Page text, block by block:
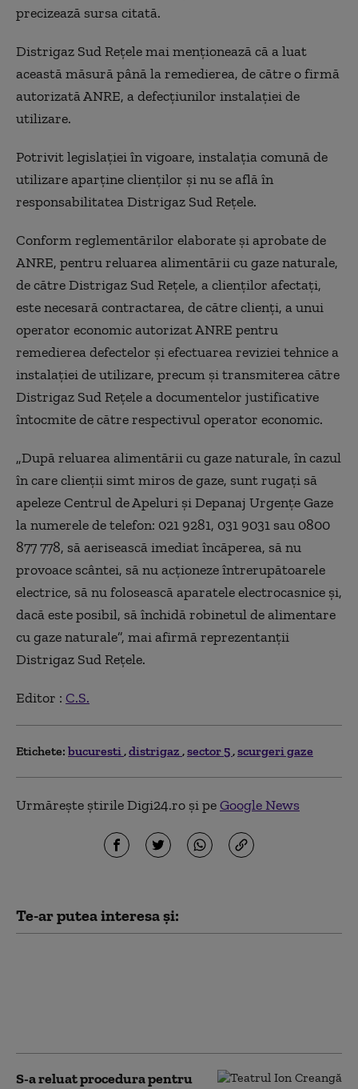
precizează sursa citată.
Distrigaz Sud Reţele mai menționează că a luat
această măsură până la remedierea, de către o firmă
autorizată ANRE, a defecţiunilor instalaţiei de
utilizare.
Potrivit legislaţiei în vigoare, instalaţia comună de
utilizare aparţine clienţilor şi nu se află în
responsabilitatea Distrigaz Sud Reţele.
Conform reglementărilor elaborate şi aprobate de
ANRE, pentru reluarea alimentării cu gaze naturale,
de către Distrigaz Sud Reţele, a clienţilor afectaţi,
este necesară contractarea, de către clienţi, a unui
operator economic autorizat ANRE pentru
remedierea defectelor şi efectuarea reviziei tehnice a
instalaţiei de utilizare, precum şi transmiterea către
Distrigaz Sud Reţele a documentelor justificative
întocmite de către respectivul operator economic.
„După reluarea alimentării cu gaze naturale, în cazul
în care clienţii simt miros de gaze, sunt rugaţi să
apeleze Centrul de Apeluri şi Depanaj Urgenţe Gaze
la numerele de telefon: 021 9281, 031 9031 sau 0800
877 778, să aerisească imediat încăperea, să nu
provoace scântei, să nu acţioneze întrerupătoarele
electrice, să nu folosească aparatele electrocasnice şi,
dacă este posibil, să închidă robinetul de alimentare
cu gaze naturale”, mai afirmă reprezentanţii
Distrigaz Sud Reţele.
Editor : C.S.
Etichete: bucuresti distrigaz sector 5 scurgeri gaze
Urmărește știrile Digi24.ro și peGoogle News
Te-ar putea interesa și:
S-a reluat procedura pentru